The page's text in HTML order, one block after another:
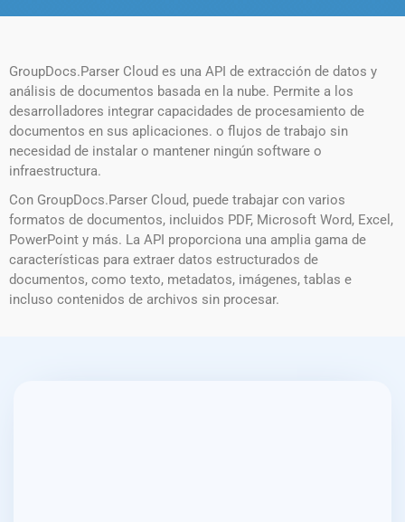
GroupDocs.Parser Cloud es una API de extracción de datos y
análisis de documentos basada en la nube. Permite a los
desarrolladores integrar capacidades de procesamiento de
documentos en sus aplicaciones. o flujos de trabajo sin
necesidad de instalar o mantener ningún software o
infraestructura.
Con GroupDocs.Parser Cloud, puede trabajar con varios
formatos de documentos, incluidos PDF, Microsoft Word, Excel,
PowerPoint y más. La API proporciona una amplia gama de
características para extraer datos estructurados de
documentos, como texto, metadatos, imágenes, tablas e
incluso contenidos de archivos sin procesar.